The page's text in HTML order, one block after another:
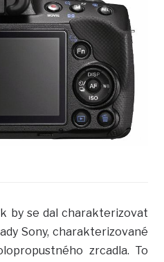
by se dal charakterizovat
Sony, charakterizované
zrcadla. To